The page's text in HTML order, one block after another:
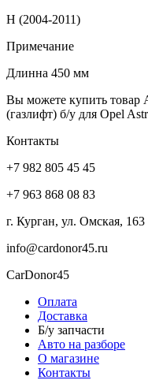
H (2004-2011)
Примечание
Длинна 450 мм
Вы можете купить товар
(газлифт) б/у для Opel
Контакты
+7 982 805 45 45
+7 963 868 08 83
г. Курган, ул. Омская, 163
info@cardonor45.ru
CarDonor45
Оплата
Доставка
Б/у запчасти
Авто на разборе
О магазине
Контакты